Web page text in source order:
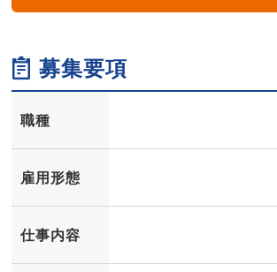
募集要項
職種
雇用形態
仕事内容